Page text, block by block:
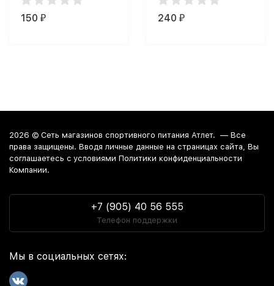
предтренинг (6 г)
150 ₽ 240 ₽
2026 © Сеть магазинов спортивного питания Атлет. — Все
права защищены. Вводя личные данные на страницах сайта, Вы
соглашаетесь c условиями Политики конфиденциальности
Компании.
+7 (905) 40 56 555
Телефон поддержки
Мы в социальных сетях: